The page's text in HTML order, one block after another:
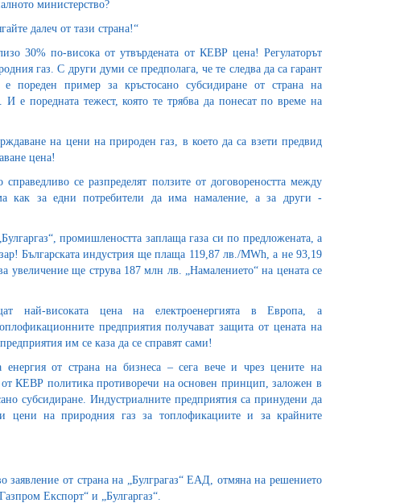
министерство?
далеч от тази страна!“
30% по-висока от утвърдената от КЕВР цена! Регулаторът
газ. С други думи се предполага, че те следва да са гарант
пореден пример за кръстосано субсидиране от страна на
е поредната тежест, която те трябва да понесат по време на
на цени на природен газ, в което да са взети предвид
цена!
се разпределят ползите от договореността между
как за едни потребители да има намаление, а за други -
промишлеността заплаща газа си по предложената, а
Българската индустрия ще плаща 119,87 лв./MWh, а не 93,19
ще струва 187 млн лв. „Намалението“ на цената се
най-високата цена на електроенергията в Европа, а
предприятия получават защита от цената на
им се каза да се справят сами!
енергия от страна на бизнеса – сега вече и чрез цените на
от КЕВР политика противоречи на основен принцип, заложен в
субсидиране. Индустриалните предприятия са принудени да
цени на природния газ за топлофикациите и за крайните
заявление от страна на „Булграгаз“ ЕАД, отмяна на решението
Експорт“ и „Булгаргаз“.